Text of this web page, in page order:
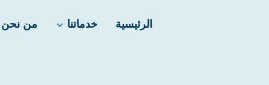
الرئيسية خدماتنا من نحن